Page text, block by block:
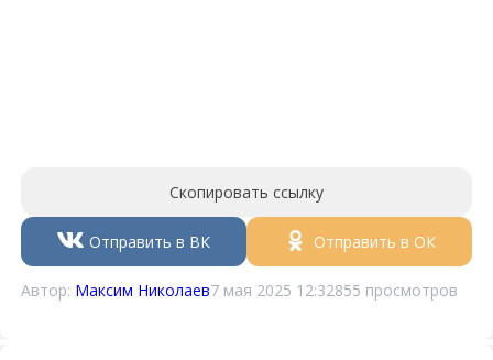
Скопировать ссылку
Отправить в ВК Отправить в ОК
Автор: Максим Николаев7 мая 2025 12:32855 просмотров